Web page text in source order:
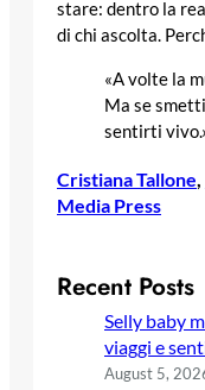
stare: dentro la
di chi ascolta.
«A volte la
Ma se
sentirti
Cristiana Tallone,
Media Press
Recent Posts
Selly baby
viaggi e
August 5,